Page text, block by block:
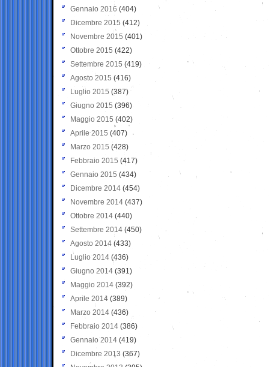
Gennaio 2016 (404)
Dicembre 2015 (412)
Novembre 2015 (401)
Ottobre 2015 (422)
Settembre 2015 (419)
Agosto 2015 (416)
Luglio 2015 (387)
Giugno 2015 (396)
Maggio 2015 (402)
Aprile 2015 (407)
Marzo 2015 (428)
Febbraio 2015 (417)
Gennaio 2015 (434)
Dicembre 2014 (454)
Novembre 2014 (437)
Ottobre 2014 (440)
Settembre 2014 (450)
Agosto 2014 (433)
Luglio 2014 (436)
Giugno 2014 (391)
Maggio 2014 (392)
Aprile 2014 (389)
Marzo 2014 (436)
Febbraio 2014 (386)
Gennaio 2014 (419)
Dicembre 2013 (367)